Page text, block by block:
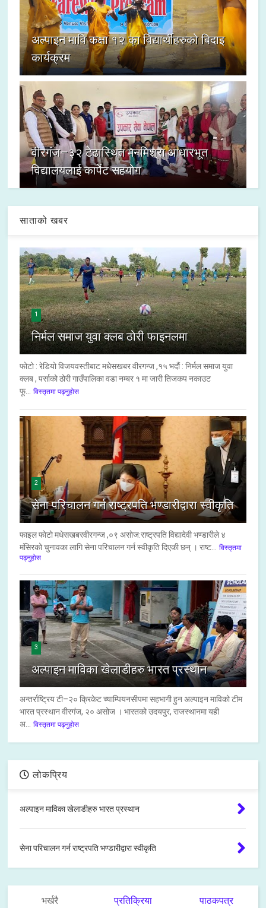
अल्पाइन मावि कक्षा १२ का विद्यार्थीहरुको बिदाइ
कार्यक्रम
वीरगंज–३२ टेढास्थित मनमिश्रा आधारभूत
विद्यालयलाई कार्पेट सहयोग
साताको खबर
1
निर्मल समाज युवा क्लब ठोरी फाइनलमा
फोटो : रेडियो विजयवस्तीबाट मधेसखबर वीरगन्ज ,१५ भदौं : निर्मल समाज युवा
क्लब , पर्साको ठोरी गाउँपालिका वडा नम्बर १ मा जारी तिजकप नकाउट
फू...
विस्तृतमा पढ्नुहोस
2
सेना परिचालन गर्न राष्ट्रपति भण्डारीद्वारा स्वीकृति
फाइल फाेटाे मधेसखबरवीरगन्ज ,०९ असाेज:राष्ट्रपति विद्यादेवी भण्डारीले ४
मंसिरको चुनावका लागि सेना परिचालन गर्न स्वीकृति दिएकी छन् । राष्ट...
विस्तृतमा
पढ्नुहोस
3
अल्पाइन माविका खेलाडीहरु भारत प्रस्थान
अन्तर्राष्ट्रिय टी–२० क्रिकेट च्याम्पियनसीपमा सहभागी हुन अल्पाइन माविको टीम
भारत प्रस्थान वीरगंज, २० असोज । भारतको उदयपुर, राजस्थानमा यही
अ...
विस्तृतमा पढ्नुहोस
लोकप्रिय
अल्पाइन माविका खेलाडीहरु भारत प्रस्थान
सेना परिचालन गर्न राष्ट्रपति भण्डारीद्वारा स्वीकृति
भर्खरै प्रतिक्रिया पाठकपत्र